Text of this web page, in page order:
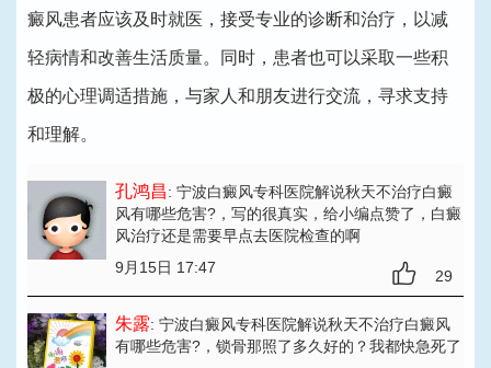
癜风患者应该及时就医，接受专业的诊断和治疗，以减
轻病情和改善生活质量。同时，患者也可以采取一些积
极的心理调适措施，与家人和朋友进行交流，寻求支持
和理解。
孔鸿昌: 宁波白癜风专科医院解说秋天不治疗白癜
风有哪些危害?，写的很真实，给小编点赞了，白癜
风治疗还是需要早点去医院检查的啊
9月15日 17:47
29
朱露: 宁波白癜风专科医院解说秋天不治疗白癜风
有哪些危害?，锁骨那照了多久好的？我都快急死了